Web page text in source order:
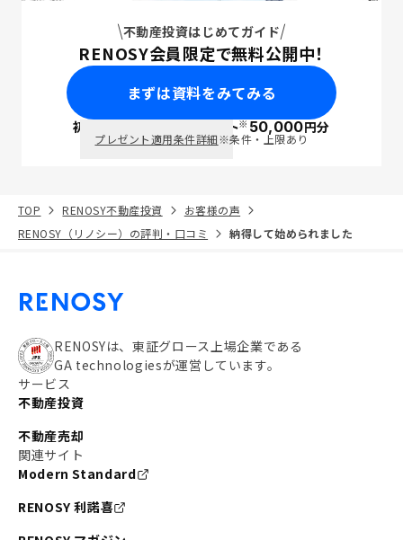
不動産投資はじめてガイド
RENOSY会員限定で無料公開中！
まずは資料をみてみる
初回面談で ポイント※50,000円分
プレゼント適用条件詳細※条件・上限あり
TOP RENOSY不動産投資
お客様の声
RENOSY（リノシー）の評判・口コミ
納得して始められました
RENOSYは、東証グロース上場企業である
GA technologiesが運営しています。
サービス
不動産投資
不動産売却
関連サイト
Modern Standard
RENOSY 利諾喜